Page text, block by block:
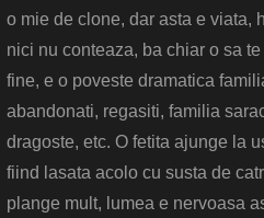
o mie de clone, dar asta e viata,
nici nu conteaza, ba chiar o sa
fine, e o poveste dramatica
abandonati, regasiti, familia
dragoste, etc. O fetita ajunge la
fiind lasata acolo cu susta de
plange mult, lumea e nervoasa